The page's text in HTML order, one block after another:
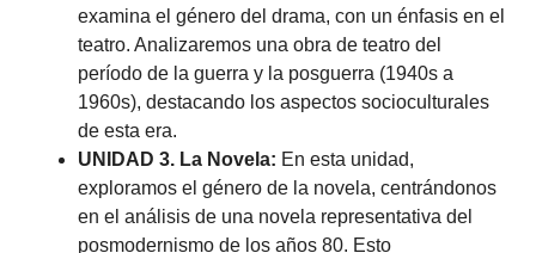
examina el género del drama, con un énfasis en el
teatro. Analizaremos una obra de teatro del
período de la guerra y la posguerra (1940s a
1960s), destacando los aspectos socioculturales
de esta era.
UNIDAD 3. La Novela: En esta unidad,
exploramos el género de la novela, centrándonos
en el análisis de una novela representativa del
posmodernismo de los años 80. Esto